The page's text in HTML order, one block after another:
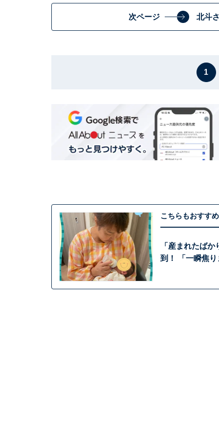
次ページ 北斗
1
こちらもおすすめ
「産まれたば
到！ 「一瞬焦り